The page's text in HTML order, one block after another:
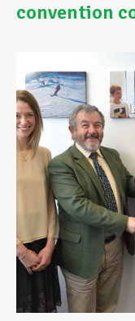
Devenir
Actualités
convention